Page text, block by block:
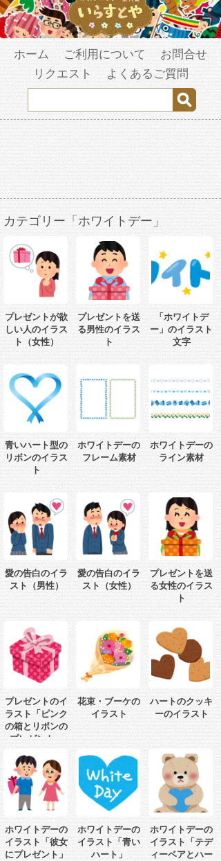
ホーム ご利用について
お問合せ
リクエスト
よくあるご質問
カテゴリー「ホワイトデー」
プレゼントが欲
しい人のイラス
ト（女性）
プレゼントを送
る男性のイラス
ト
「ホワイトデ
ー」のイラスト
文字
青いハート型の
リボンのイラス
ト
ホワイトデーの
フレーム素材
ホワイトデーの
ライン素材
愛の告白のイラ
スト（男性）
愛の告白のイラ
スト（女性）
プレゼントを送
る女性のイラス
ト
プレゼントのイ
ラスト「ピンク
の箱とリボンの
プレゼント」
花束・ブーケの
イラスト
ハートのクッキ
ーのイラスト
ホワイトデーの
イラスト「彼女
にプレゼント」
ホワイトデーの
イラスト「青い
ハート」
ホワイトデーの
イラスト「テデ
ィーベアとハー